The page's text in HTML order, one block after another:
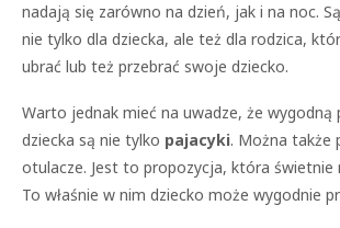
nadają się zarówno na dzień, jak i na noc.
nie tylko dla dziecka, ale też dla rodzica,
ubrać lub też przebrać swoje dziecko.
Warto jednak mieć na uwadze, że wygodną
dziecka są nie tylko pajacyki. Można także
otulacze. Jest to propozycja, która świetnie
To właśnie w nim dziecko może wygodnie